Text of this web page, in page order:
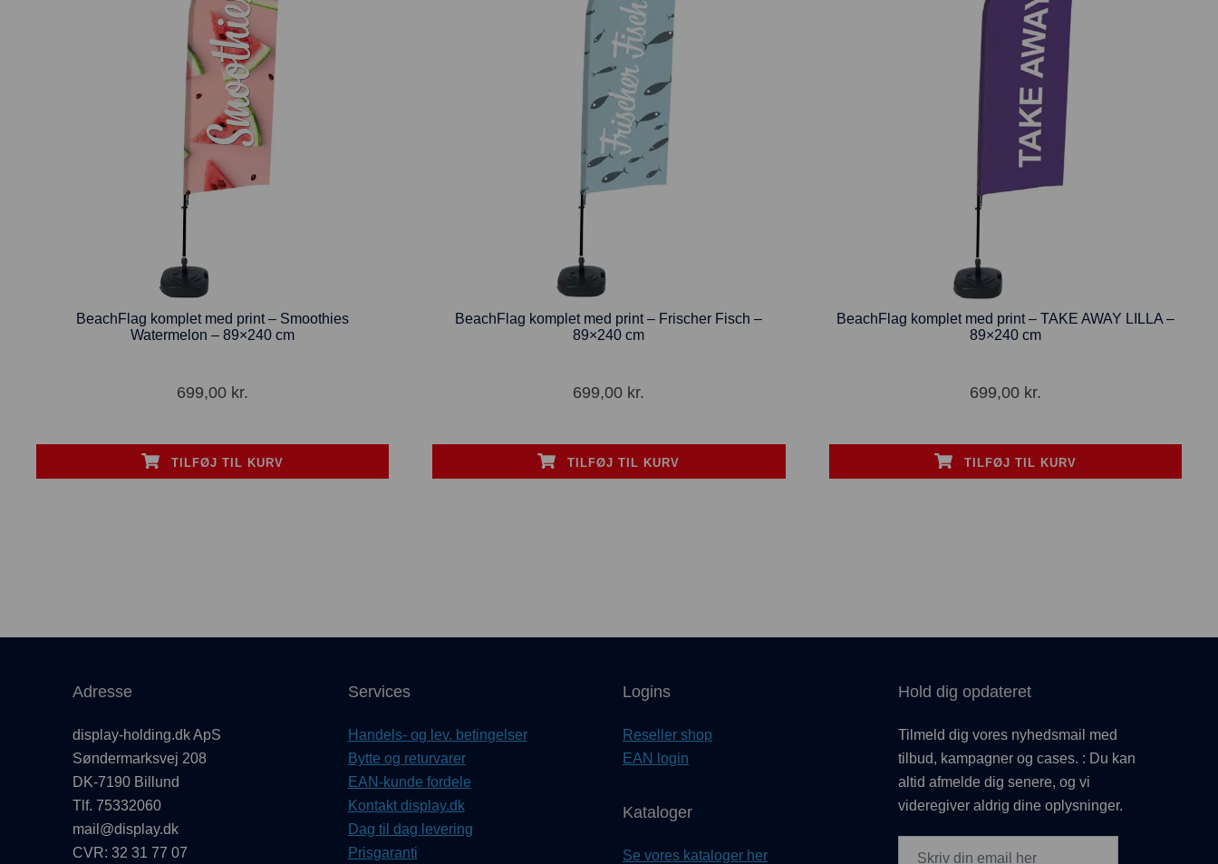
BeachFlag komplet med print – Smoothies
Watermelon – 89×240 cm
699,00 kr.
TILFØJ TIL KURV
BeachFlag komplet med print – Frischer Fisch –
89×240 cm
699,00 kr.
TILFØJ TIL KURV
BeachFlag komplet med print – TAKE AWAY LILLA –
89×240 cm
699,00 kr.
TILFØJ TIL KURV
Adresse
display-holding.dk ApS
Søndermarksvej 208
DK-7190 Billund
Tlf. 75332060
mail@display.dk
CVR: 32 31 77 07
Services
Handels- og lev. betingelser
Bytte og returvarer
EAN-kunde fordele
Kontakt display.dk
Dag til dag levering
Prisgaranti
Logins
Reseller shop
EAN login
Kataloger
Se vores kataloger her
Hold dig opdateret
Tilmeld dig vores nyhedsmail med
tilbud, kampagner og cases. : Du kan
altid afmelde dig senere, og vi
videregiver aldrig dine oplysninger.